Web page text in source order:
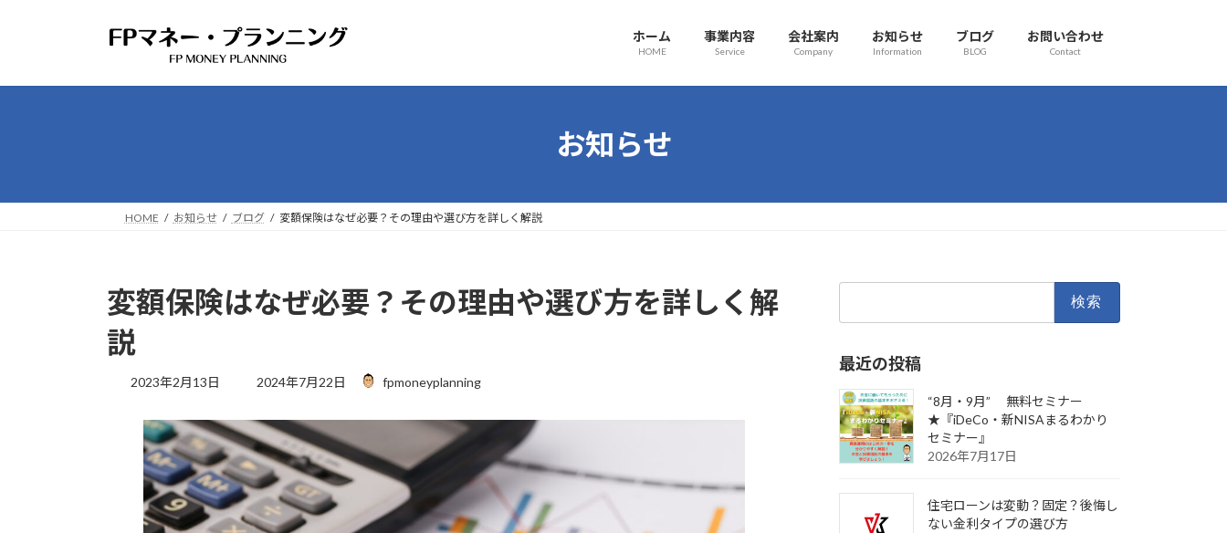
プ
動
ホーム
HOME
事業内容
Service
会社案内
Company
お知らせ
Information
ブログ
BLOG
お問い合わせ
Contact
お知らせ
HOME お知らせ ブログ 変額保険はなぜ必要？その理由や選び方を詳しく解説
変額保険はなぜ必要？その理由や選び方を詳しく解
説
2023年2月13日
最
新
日
時
:
2024年7月22日 fpmoneyplanning
最近の投稿
“8月・9月” 無料セミナー
★『iDeCo・新NISAまるわかり
セミナー』
2026年7月17日
住宅ローンは変動？固定？後悔し
ない金利タイプの選び方